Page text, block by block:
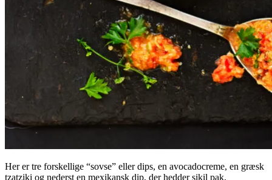
Her er tre forskellige “sovse” eller dips, en avocadocreme, en græsk
tzatziki og nederst en mexikansk dip, der hedder sikil pak.